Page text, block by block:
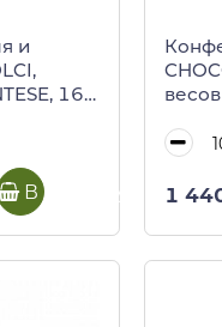
и
160
В корзину 1